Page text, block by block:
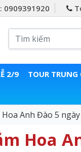
0909391920
2/9 TOUR TRUNG
Anh Đào 5
Hoa